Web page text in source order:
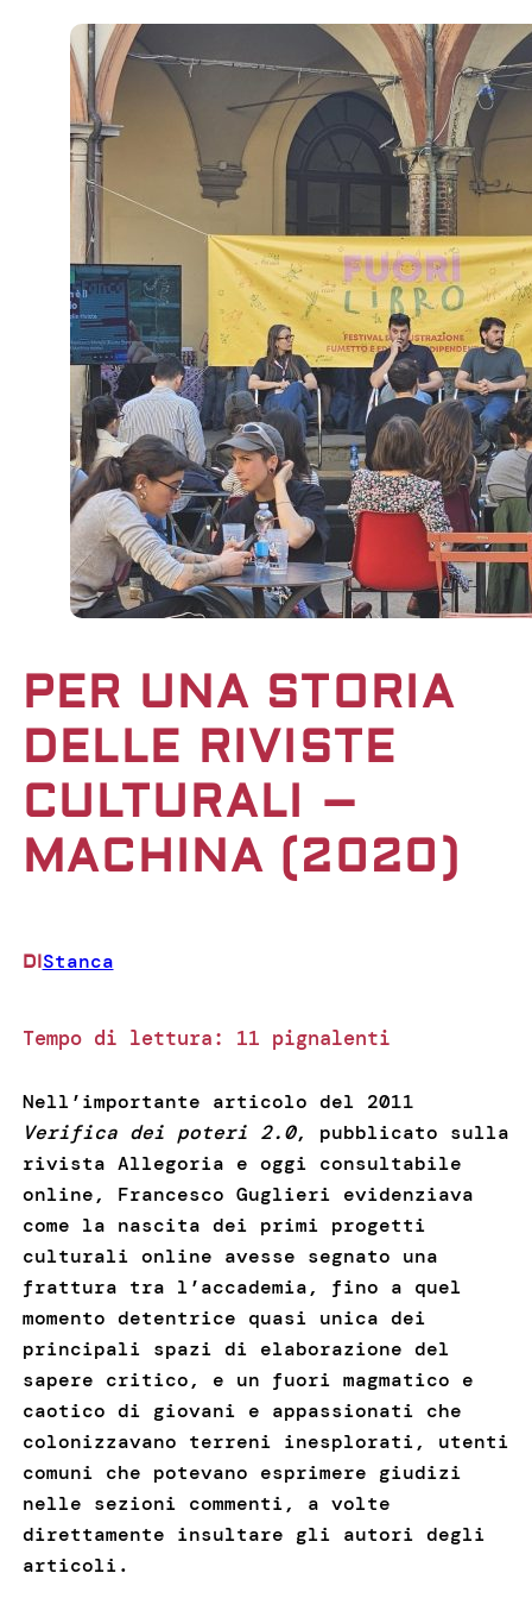
PER UNA STORIA
DELLE RIVISTE
CULTURALI –
MACHINA (2020)
DIStanca
Tempo di lettura: 11 pignalenti
Nell’importante articolo del 2011
Verifica dei poteri 2.0, pubblicato sulla
rivista Allegoria e oggi consultabile
online, Francesco Guglieri evidenziava
come la nascita dei primi progetti
culturali online avesse segnato una
frattura tra l’accademia, fino a quel
momento detentrice quasi unica dei
principali spazi di elaborazione del
sapere critico, e un fuori magmatico e
caotico di giovani e appassionati che
colonizzavano terreni inesplorati, utenti
comuni che potevano esprimere giudizi
nelle sezioni commenti, a volte
direttamente insultare gli autori degli
articoli.